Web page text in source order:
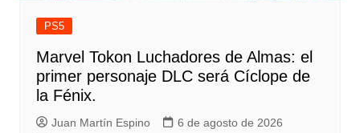
PS5
Marvel Tokon Luchadores de Almas: el
primer personaje DLC será Cíclope de
la Fénix.
Juan Martín Espino
6 de agosto de 2026